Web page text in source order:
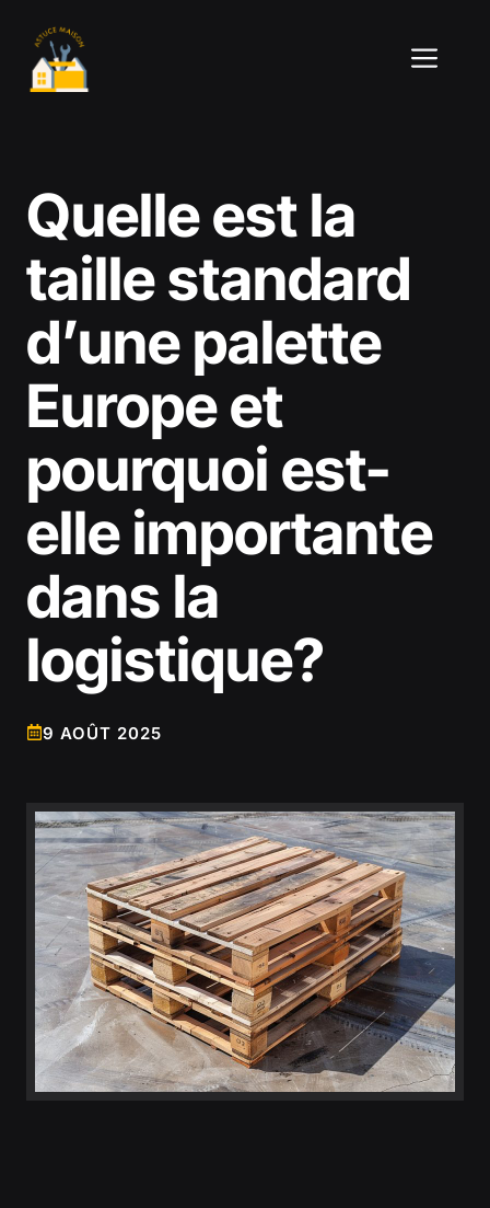
contenu
Quelle est la
taille standard
d’une palette
Europe et
pourquoi est-
elle importante
dans la
logistique?
9 AOÛT 2025